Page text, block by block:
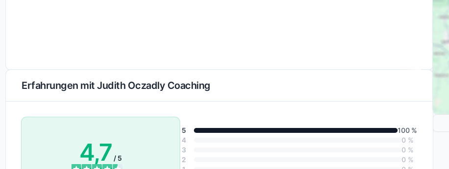
Erfahrungen mit Judith Oczadly Coaching
4,7 / 5
5
100 %
4
0 %
3
0 %
2
0 %